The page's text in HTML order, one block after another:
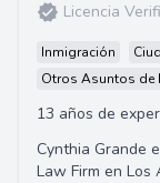
Licencia
Inmigración
Otros Asuntos de
13 años de
Cynthia Grande
Law Firm en Los